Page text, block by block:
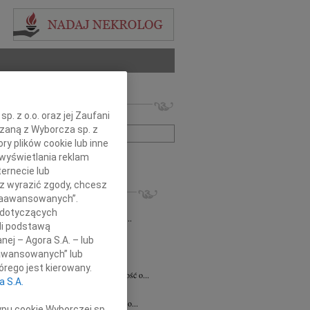
lub numer ogłoszenia:
+ szukanie zaawansowane
Kraków
Gryzło Wiceprezesowi Areny...
Witek20.07.2026
smutkiem i żalem przyjęliśmy...
Słowińska
20.07.2026
smutkiem przyjęliśmy wiadomość o...
Słowińska
smutkiem przyjąłem wiadomość o...
z o.o. oraz jej Zaufani
z Wyborcza sp. z
plików cookie lub inne
reklam
lub
wyrazić zgody, chcesz
podstawą
– Agora S.A. – lub
lub
jest kierowany.
S.A.